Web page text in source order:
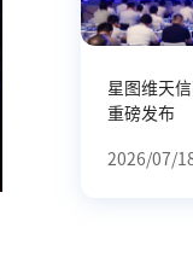
星图维天
重磅发布
2026/07/